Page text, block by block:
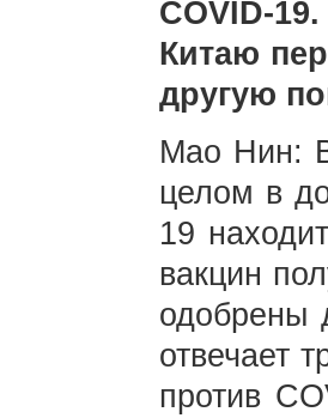
COVID-
Китаю
другую
Мао Нин:
целом в
19
вакцин
одобрены
отвечает
против